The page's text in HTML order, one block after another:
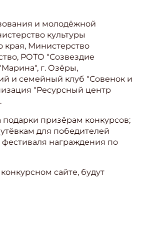
и молодёжной
культуры
края, Министерство
РОТО "Созвездие
г. Озёры,
и семейный клуб "Совенок и
"Ресурсный центр
призёрам конкурсов;
для победителей
награждения по
сайте, будут